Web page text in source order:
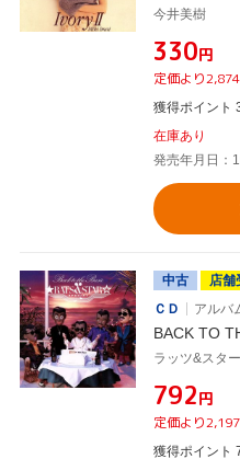
今井美樹
¥330円
定価より
獲得ポイント
在庫あり
発売年月日：
中古
店舗
ＣＤ
アルバ
BACK TO
ラッツ&スター
¥792円
定価より
獲得ポイント